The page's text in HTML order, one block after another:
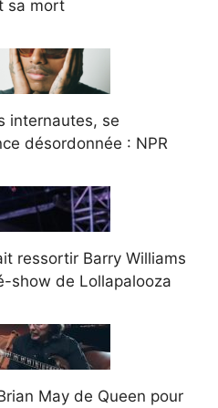
sa mort
internautes, se
désordonnée : NPR
ressortir Barry Williams
show de Lollapalooza
May de Queen pour